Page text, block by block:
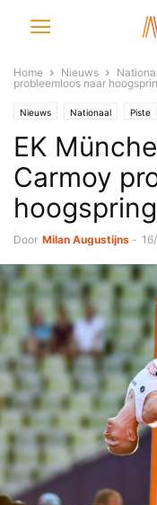
Home Nieuws
probleemloos naar
Nieuws Nationaal Piste
EK
Carmoy
Door Milan Augustijns -